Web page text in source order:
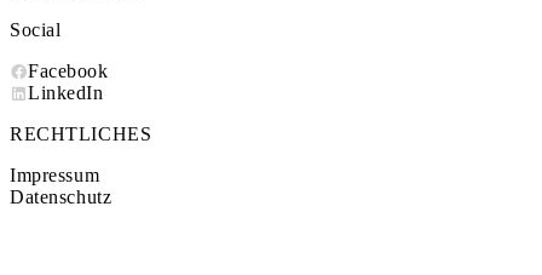
Social
Facebook
LinkedIn
RECHTLICHES
Impressum
Datenschutz